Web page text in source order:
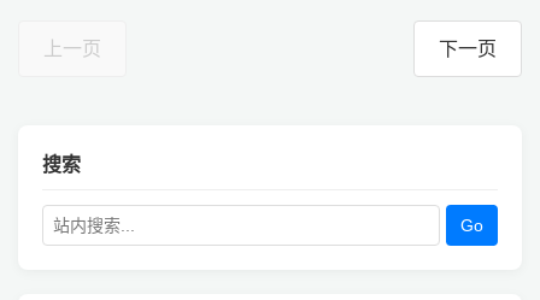
上一页 下一页
搜索
Go